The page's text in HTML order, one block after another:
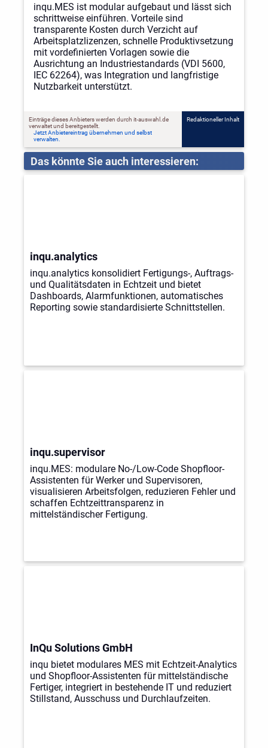
inqu.MES ist modular aufgebaut und lässt sich
schrittweise einführen. Vorteile sind
transparente Kosten durch Verzicht auf
Arbeitsplatzlizenzen, schnelle Produktivsetzung
mit vordefinierten Vorlagen sowie die
Ausrichtung an Industriestandards (VDI 5600,
IEC 62264), was Integration und langfristige
Nutzbarkeit unterstützt.
Einträge dieses Anbieters werden durch it-auswahl.de
verwaltet und bereitgestellt.
Jetzt Anbietereintrag übernehmen und selbst
verwalten.
Redaktioneller Inhalt
Das könnte Sie auch interessieren:
inqu.analytics
inqu.analytics konsolidiert Fertigungs-, Auftrags-
und Qualitätsdaten in Echtzeit und bietet
Dashboards, Alarmfunktionen, automatisches
Reporting sowie standardisierte Schnittstellen.
inqu.supervisor
inqu.MES: modulare No-/Low-Code Shopfloor-
Assistenten für Werker und Supervisoren,
visualisieren Arbeitsfolgen, reduzieren Fehler und
schaffen Echtzeittransparenz in
mittelständischer Fertigung.
InQu Solutions GmbH
inqu bietet modulares MES mit Echtzeit-Analytics
und Shopfloor-Assistenten für mittelständische
Fertiger, integriert in bestehende IT und reduziert
Stillstand, Ausschuss und Durchlaufzeiten.